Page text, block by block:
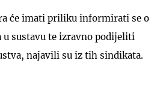
će imati priliku informirati se o
sustavu te izravno podijeliti
najavili su iz tih sindikata.